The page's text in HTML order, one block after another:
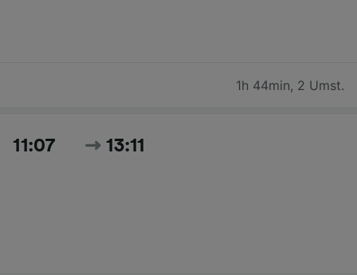
1h 44min, 2 Umst.
11:07 13:11